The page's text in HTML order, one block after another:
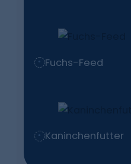
Fuchs-Feed
Kaninchenfutter